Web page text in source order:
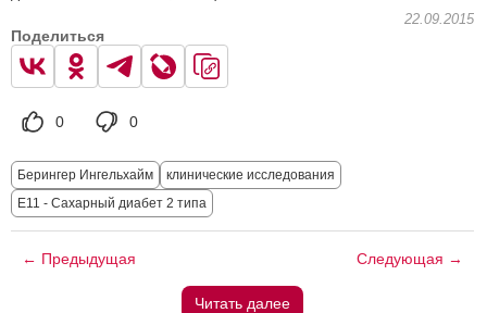
22.09.2015
Поделиться
0 0
Берингер Ингельхайм
клинические исследования
E11 - Сахарный диабет 2 типа
← Предыдущая Следующая →
Читать далее